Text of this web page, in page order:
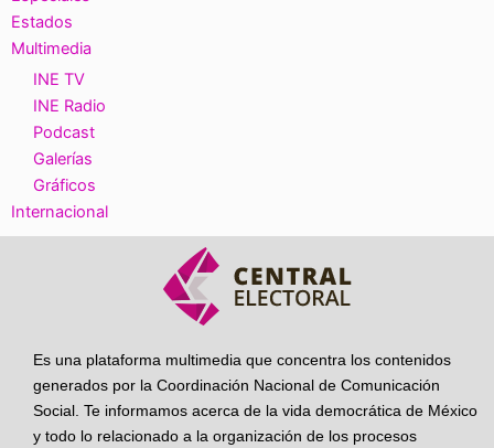
Estados
Multimedia
INE TV
INE Radio
Podcast
Galerías
Gráficos
Internacional
Es una plataforma multimedia que concentra los contenidos
generados por la Coordinación Nacional de Comunicación
Social. Te informamos acerca de la vida democrática de México
y todo lo relacionado a la organización de los procesos